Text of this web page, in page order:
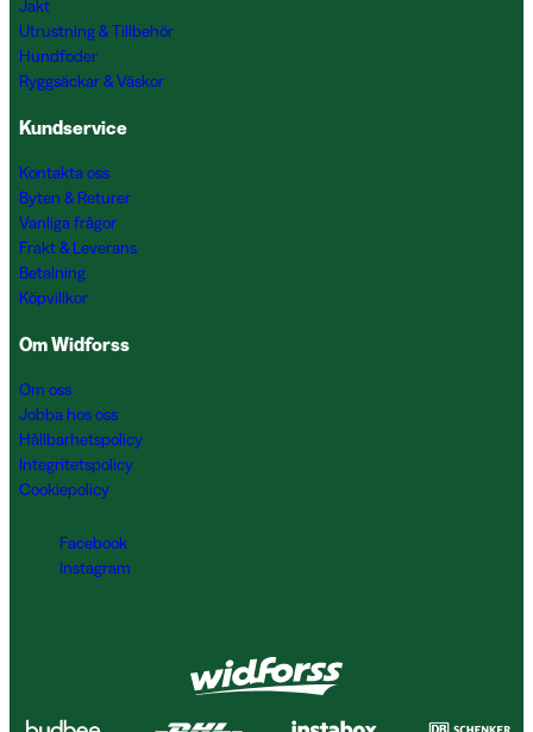
Jakt
Utrustning & Tillbehör
Hundfoder
Ryggsäckar & Väskor
Kundservice
Kontakta oss
Byten & Returer
Vanliga frågor
Frakt & Leverans
Betalning
Köpvillkor
Om Widforss
Om oss
Jobba hos oss
Hållbarhetspolicy
Integritetspolicy
Cookiepolicy
Facebook
Instagram